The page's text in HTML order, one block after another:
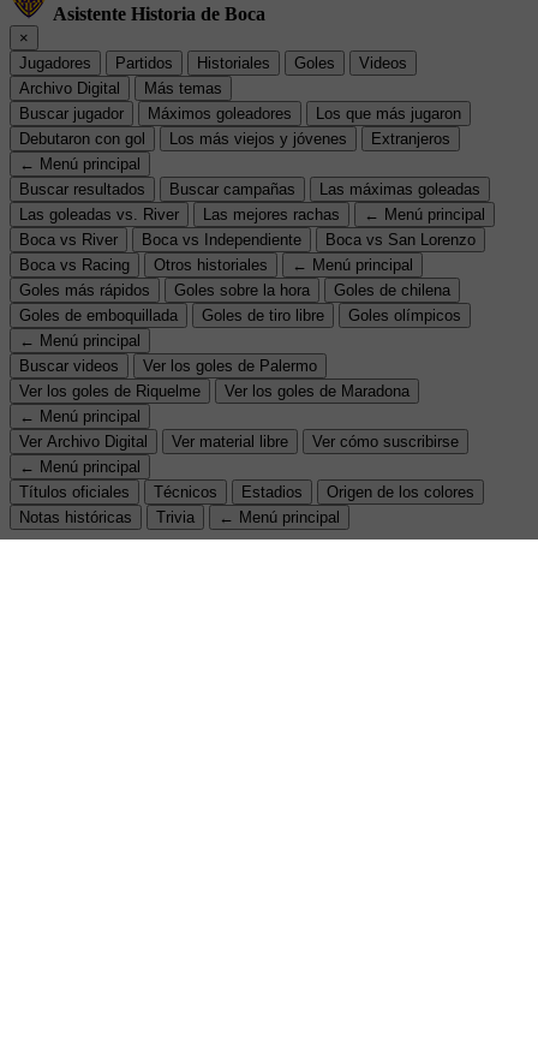
Asistente Historia de Boca
×
Jugadores
Partidos Historiales Goles
Videos
Archivo Digital
Más temas
Buscar jugador
Máximos goleadores
Los que más jugaron
Debutaron con gol
Los más viejos y jóvenes
Extranjeros
← Menú principal
Buscar resultados
Buscar campañas
Las máximas goleadas
Las goleadas vs. River
Las mejores rachas
← Menú principal
Boca vs River
Boca vs Independiente
Boca vs San Lorenzo
Boca vs Racing
Otros historiales
← Menú principal
Goles más rápidos
Goles sobre la hora
Goles de chilena
Goles de emboquillada
Goles de tiro libre
Goles olímpicos
← Menú principal
Buscar videos
Ver los goles de Palermo
Ver los goles de Riquelme
Ver los goles de Maradona
← Menú principal
Ver Archivo Digital
Ver material libre
Ver cómo suscribirse
← Menú principal
Títulos oficiales
Técnicos Estadios
Origen de los colores
Notas históricas
Trivia ← Menú principal